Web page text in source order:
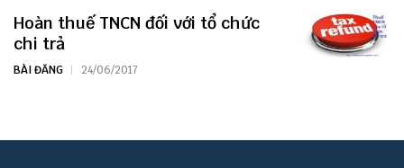
Hoàn thuế TNCN đối với tổ chức
chi trả
BÀI ĐĂNG 24/06/2017